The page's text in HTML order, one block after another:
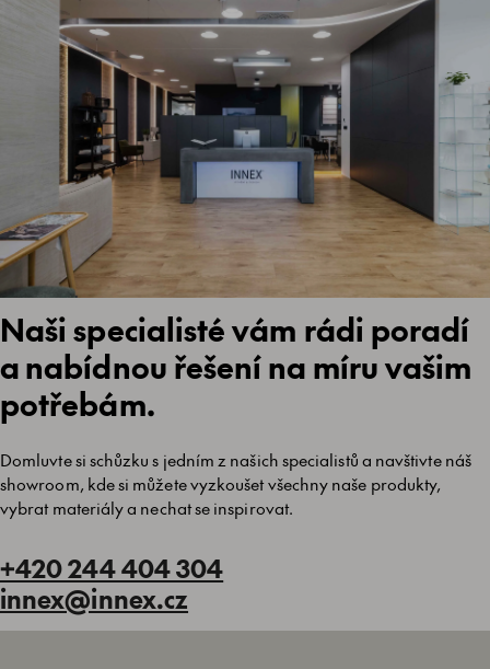
Naši specialisté vám rádi poradí
a nabídnou řešení na míru vašim
potřebám.
Domluvte si schůzku s jedním z našich specialistů a navštivte náš
showroom, kde si můžete vyzkoušet všechny naše produkty,
vybrat materiály a nechat se inspirovat.
+420 244 404 304
innex@innex.cz